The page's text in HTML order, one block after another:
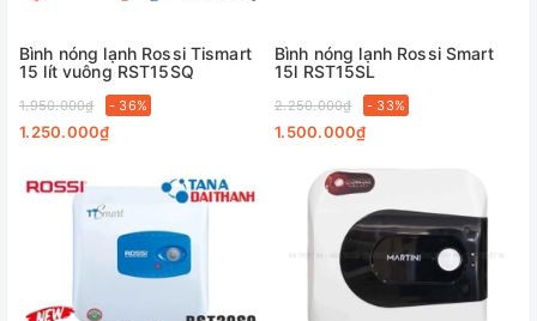
Bình nóng lạnh Rossi Tismart
15 lít vuông RST15SQ
1.950.000₫ - 36%
1.250.000₫
Bình nóng lạnh Rossi Smart
15l RST15SL
2.250.000₫ - 33%
1.500.000₫